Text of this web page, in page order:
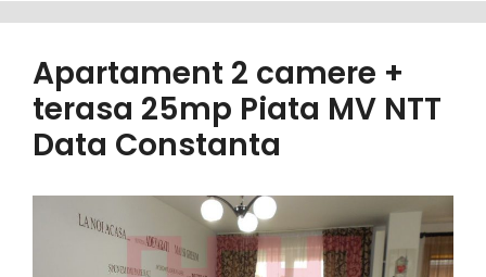
Apartament 2 camere +
terasa 25mp Piata MV NTT
Data Constanta